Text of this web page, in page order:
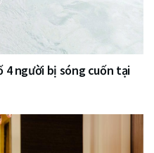
4 người bị sóng cuốn tại